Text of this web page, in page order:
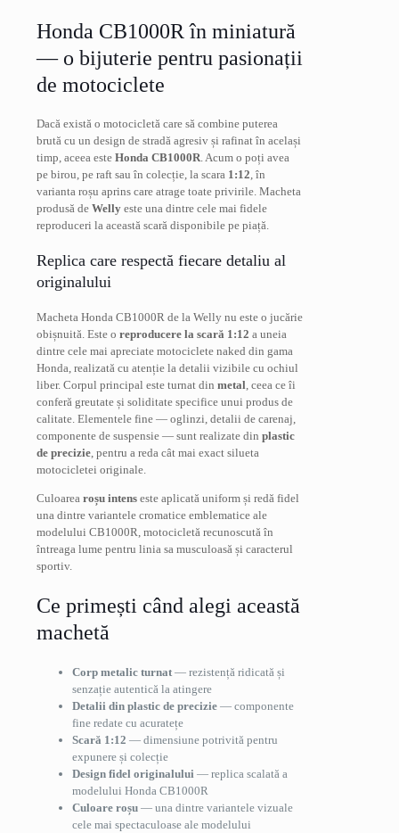
Honda CB1000R în miniatură
— o bijuterie pentru pasionații
de motociclete
Dacă există o motocicletă care să combine puterea
brută cu un design de stradă agresiv și rafinat în același
timp, aceea este Honda CB1000R. Acum o poți avea
pe birou, pe raft sau în colecție, la scara 1:12, în
varianta roșu aprins care atrage toate privirile. Macheta
produsă de Welly este una dintre cele mai fidele
reproduceri la această scară disponibile pe piață.
Replica care respectă fiecare detaliu al
originalului
Macheta Honda CB1000R de la Welly nu este o jucărie
obișnuită. Este o reproducere la scară 1:12 a uneia
dintre cele mai apreciate motociclete naked din gama
Honda, realizată cu atenție la detalii vizibile cu ochiul
liber. Corpul principal este turnat din metal, ceea ce îi
conferă greutate și soliditate specifice unui produs de
calitate. Elementele fine — oglinzi, detalii de carenaj,
componente de suspensie — sunt realizate din plastic
de precizie, pentru a reda cât mai exact silueta
motocicletei originale.
Culoarea roșu intens este aplicată uniform și redă fidel
una dintre variantele cromatice emblematice ale
modelului CB1000R, motocicletă recunoscută în
întreaga lume pentru linia sa musculoasă și caracterul
sportiv.
Ce primești când alegi această
machetă
Corp metalic turnat — rezistență ridicată și
senzație autentică la atingere
Detalii din plastic de precizie — componente
fine redate cu acuratețe
Scară 1:12 — dimensiune potrivită pentru
expunere și colecție
Design fidel originalului — replica scalată a
modelului Honda CB1000R
Culoare roșu — una dintre variantele vizuale
cele mai spectaculoase ale modelului